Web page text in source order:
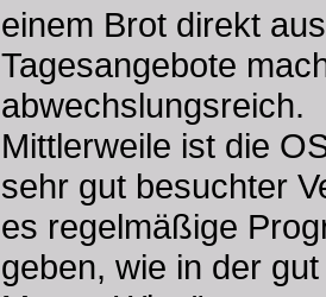
einem Brot direkt
Tagesangebote
abwechslungsreich.
Mittlerweile ist die
sehr gut besuchter
es regelmäßige
geben, wie in der